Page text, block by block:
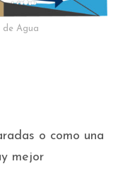
de Agua
o como una
mejor